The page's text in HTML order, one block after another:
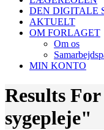
DEN DIGITALE
AKTUELT
OM FORLAGET
Om os
MIN KONTO
Results For
sygepleje"